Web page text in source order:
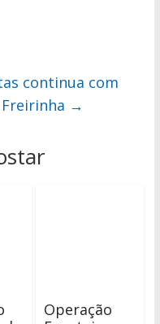
continua com
→
Operação